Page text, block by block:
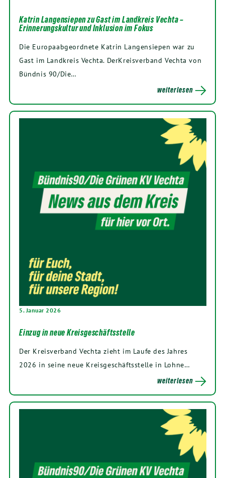
Katrin Langensiepen zu Gast im Landkreis Vechta –
Erinnerungskultur und Inklusion im Fokus
Die Europaabgeordnete Katrin Langensiepen war zu
Gast im Landkreis Vechta. DerKreisverband Vechta von
Bündnis 90/Die…
weiterlesen
5. Januar 2026
Einzug in neue Kreisgeschäftsstelle
Der Kreisverband Vechta zieht im Laufe des Jahres
2026 in seine neue Kreisgeschäftsstelle in Lohne…
weiterlesen